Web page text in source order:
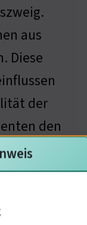
aus
Diese
der
den
und